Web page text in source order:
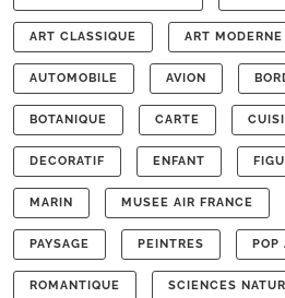
ART CLASSIQUE ART MODERNE
AUTOMOBILE AVION
BOTANIQUE CARTE
DECORATIF ENFANT
MARIN MUSEE AIR FRANCE
PAYSAGE PEINTRES POP
ROMANTIQUE SCIENCES